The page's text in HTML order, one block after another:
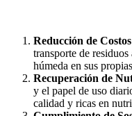
Reducción de
transporte de
húmeda en sus
Recuperación de
y el papel de uso
calidad y ricas en